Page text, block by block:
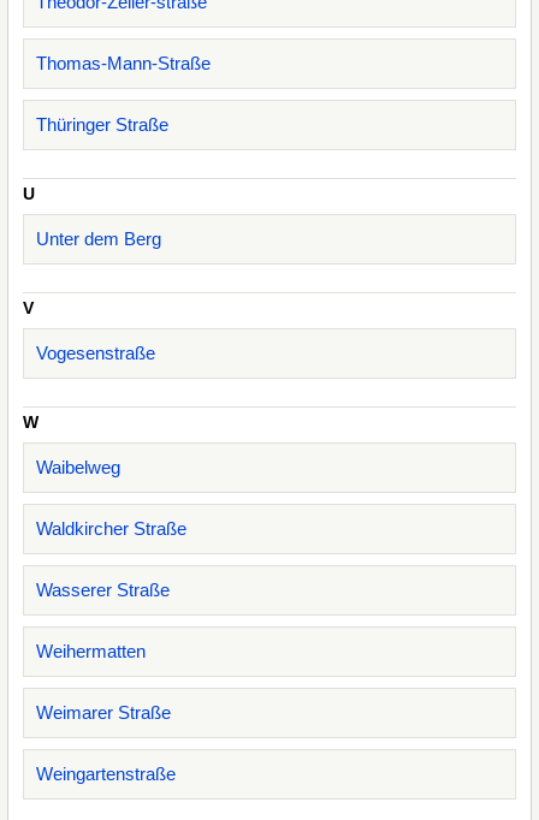
Thomas-Mann-Straße
Thüringer Straße
U
Unter dem Berg
V
Vogesenstraße
W
Waibelweg
Waldkircher Straße
Wasserer Straße
Weihermatten
Weimarer Straße
Weingartenstraße